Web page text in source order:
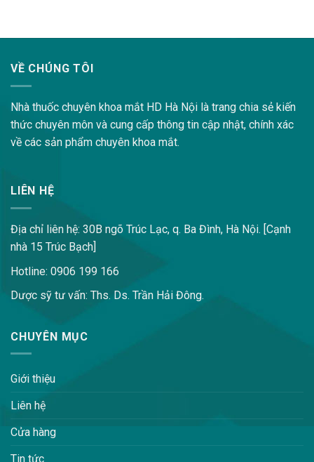
VỀ CHÚNG TÔI
Nhà thuốc chuyên khoa mắt HD Hà Nội là trang chia sẻ kiến
thức chuyên môn và cung cấp thông tin cập nhật, chính xác
về các sản phẩm chuyên khoa mắt.
LIÊN HỆ
Địa chỉ liên hệ: 30B ngõ Trúc Lạc, q. Ba Đình, Hà Nội. [Cạnh
nhà 15 Trúc Bạch]
Hotline: 0906 199 166
Dược sỹ tư vấn: Ths. Ds. Trần Hải Đông.
CHUYÊN MỤC
Giới thiệu
Liên hệ
Cửa hàng
Tin tức